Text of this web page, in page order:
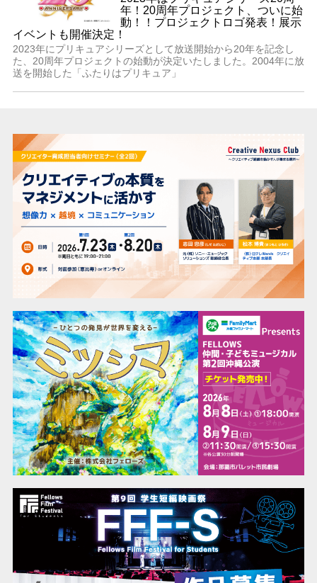
年！20周年プロジェクト、ついに始
動！！プロジェクトロゴ発表！展示
イベントも開催決定！
2023年にプリキュアシリーズとして放送開始から20年を記念し
た、20周年プロジェクトの始動が決定いたしました。2004年に放
送を開始した「ふたりはプリキュア」